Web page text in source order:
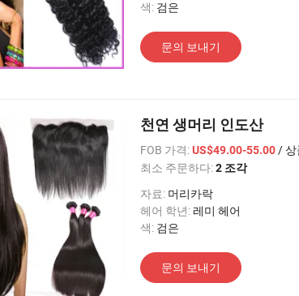
색: 검은
문의 보내기
천연 생머리 인도산
FOB 가격:US$49.00-55.00/ 상
최소 주문하다:2 조각
자료: 머리카락
헤어 학년:레미 헤어
색: 검은
문의 보내기